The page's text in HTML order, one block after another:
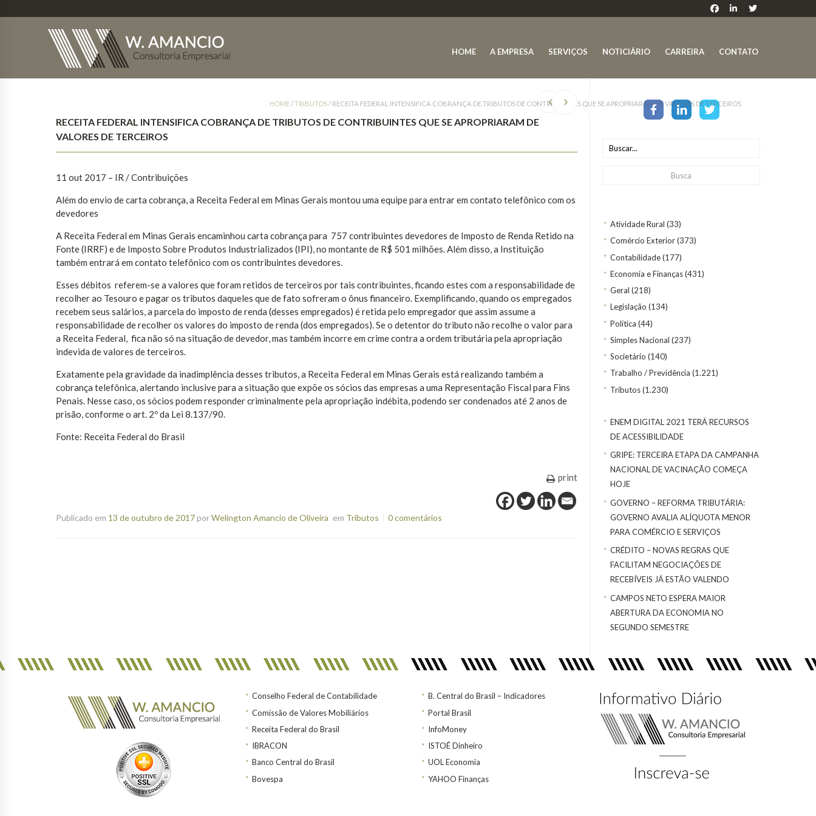
HOME A EMPRESA SERVIÇOS NOTICIÁRIO CARREIRA CONTATO
Atividade Rural (33)
Comércio Exterior(373)
Contabilidade(177)
Economia e Finanças(431)
Geral (218)
Legislação (134)
Política (44)
Simples Nacional (237)
Societário (140)
Trabalho / Previdência (1.221)
Tributos(1.230)
ENEM DIGITAL 2021 TERÁ RECURSOS
DE ACESSIBILIDADE
GRIPE: TERCEIRA ETAPA DA CAMPANHA
NACIONAL DE VACINAÇÃO COMEÇA
HOJE
GOVERNO – REFORMA TRIBUTÁRIA:
GOVERNO AVALIA ALÍQUOTA MENOR
PARA COMÉRCIO E SERVIÇOS
CRÉDITO – NOVAS REGRAS QUE
FACILITAM NEGOCIAÇÕES DE
RECEBÍVEIS JÁ ESTÃO VALENDO
CAMPOS NETO ESPERA MAIOR
ABERTURA DA ECONOMIA NO
SEGUNDO SEMESTRE
HOME/TRIBUTOS/ RECEITA FEDERAL INTENSIFICA COBRANÇA DE TRIBUTOS DE CONTRIBUINTES QUE SE APROPRIARAM DE VALORES DE TERCEIROS
RECEITA FEDERAL INTENSIFICA COBRANÇA DE TRIBUTOS DE CONTRIBUINTES QUE SE APROPRIARAM DE
VALORES DE TERCEIROS
11 out 2017 – IR / Contribuições
Além do envio de carta cobrança, a Receita Federal em Minas Gerais montou uma equipe para entrar em contato telefônico com os
devedores
A Receita Federal em Minas Gerais encaminhou carta cobrança para 757 contribuintes devedores de Imposto de Renda Retido na
Fonte (IRRF) e de Imposto Sobre Produtos Industrializados (IPI), no montante de R$ 501 milhões. Além disso, a Instituição
também entrará em contato telefônico com os contribuintes devedores.
Esses débitos referem-se a valores que foram retidos de terceiros por tais contribuintes, ficando estes com a responsabilidade de
recolher ao Tesouro e pagar os tributos daqueles que de fato sofreram o ônus financeiro. Exemplificando, quando os empregados
recebem seus salários, a parcela do imposto de renda (desses empregados) é retida pelo empregador que assim assume a
responsabilidade de recolher os valores do imposto de renda (dos empregados). Se o detentor do tributo não recolhe o valor para
a Receita Federal, fica não só na situação de devedor, mas também incorre em crime contra a ordem tributária pela apropriação
indevida de valores de terceiros.
Exatamente pela gravidade da inadimplência desses tributos, a Receita Federal em Minas Gerais está realizando também a
cobrança telefônica, alertando inclusive para a situação que expõe os sócios das empresas a uma Representação Fiscal para Fins
Penais. Nesse caso, os sócios podem responder criminalmente pela apropriação indébita, podendo ser condenados até 2 anos de
prisão, conforme o art. 2º da Lei 8.137/90.
Fonte: Receita Federal do Brasil
print
Publicado em 13 de outubro de 2017porWelington Amancio de Oliveira em Tributos 0 comentários
Conselho Federal de Contabilidade
Comissão de Valores Mobiliários
Receita Federal do Brasil
IBRACON
Banco Central do Brasil
Bovespa
B. Central do Brasil – Indicadores
Portal Brasil
InfoMoney
ISTOÉ Dinheiro
UOL Economia
YAHOO Finanças